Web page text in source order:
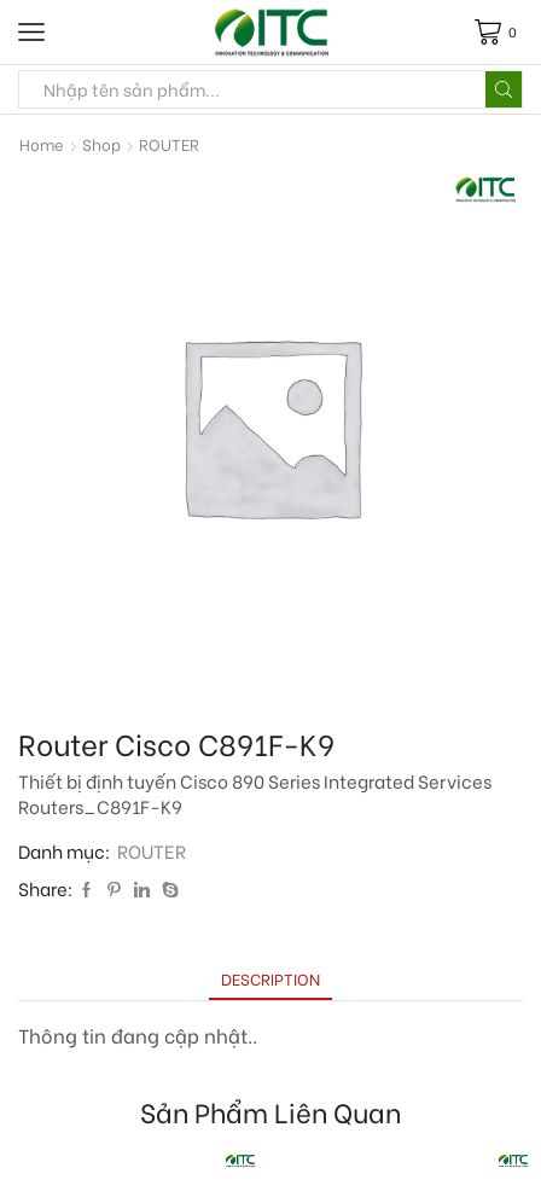
0
Home Shop ROUTER
Router Cisco C891F-K9
Thiết bị định tuyến Cisco 890 Series Integrated Services
Routers_C891F-K9
Danh mục: ROUTER
Share:
DESCRIPTION
Thông tin đang cập nhật..
Sản Phẩm Liên Quan